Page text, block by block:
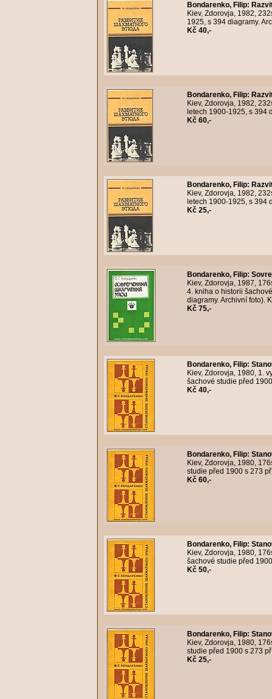
Bondarenko, Filip:
Kiev, Zdorovja, 1982,
1925, s 394 diagramy.
Kč 40,-
Bondarenko, Filip:
Kiev, Zdorovja, 1982,
letech 1900-1925, s 394
Kč 60,-
Bondarenko, Filip:
Kiev, Zdorovja, 1982,
letech 1900-1925, s 394
Kč 25,-
Bondarenko, Filip:
Kiev, Zdorovja, 1987,
4. kniha o historii
diagramy. Archivní foto).
Kč 75,-
Bondarenko, Filip:
Kiev, Zdorovja, 1980, 1.
šachové studie před
Kč 40,-
Bondarenko, Filip:
Kiev, Zdorovja, 1980,
studie před 1900 s 273
Kč 60,-
Bondarenko, Filip:
Kiev, Zdorovja, 1980,
šachové studie před
Kč 50,-
Bondarenko, Filip:
Kiev, Zdorovja, 1980,
studie před 1900 s 273
Kč 25,-